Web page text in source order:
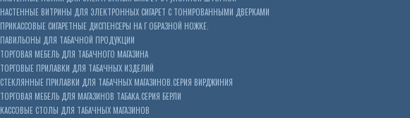
НАСТЕННЫЕ ВИТРИНЫ ДЛЯ ЭЛЕКТРОННЫХ СИГАРЕТ С ТОНИРОВАННЫМИ ДВЕРКАМИ
ПРИКАССОВЫЕ СИГАРЕТНЫЕ ДИСПЕНСЕРЫ НА Г ОБРАЗНОЙ НОЖКЕ.
ПАВИЛЬОНЫ ДЛЯ ТАБАЧНОЙ ПРОДУКЦИИ
ТОРГОВАЯ МЕБЕЛЬ ДЛЯ ТАБАЧНОГО МАГАЗИНА
ТОРГОВЫЕ ПРИЛАВКИ ДЛЯ ТАБАЧНЫХ ИЗДЕЛИЙ
СТЕКЛЯННЫЕ ПРИЛАВКИ ДЛЯ ТАБАЧНЫХ МАГАЗИНОВ.СЕРИЯ ВИРДЖИНИЯ
ТОРГОВАЯ МЕБЕЛЬ ДЛЯ МАГАЗИНОВ ТАБАКА.СЕРИЯ БЕРЛИ
КАССОВЫЕ СТОЛЫ ДЛЯ ТАБАЧНЫХ МАГАЗИНОВ